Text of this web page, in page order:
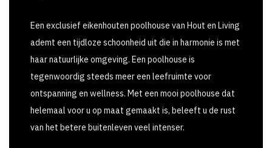
Een exclusief eikenhouten poolhouse van Hout en Living
ademt een tijdloze schoonheid uit die in harmonie is met
haar natuurlijke omgeving. Een poolhouse is
tegenwoordig steeds meer een leefruimte voor
ontspanning en wellness. Met een mooi poolhouse dat
helemaal voor u op maat gemaakt is, beleeft u de rust
van het betere buitenleven veel intenser.